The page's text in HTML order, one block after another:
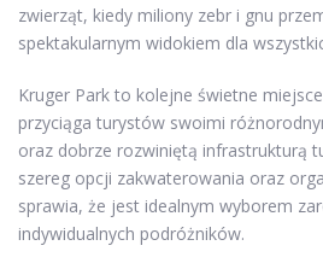
zwierząt, kiedy miliony zebr i gnu
spektakularnym widokiem dla
Kruger Park to kolejne świetne
przyciąga turystów swoimi
oraz dobrze rozwiniętą infrastrukturą
szereg opcji zakwaterowania oraz
sprawia, że jest idealnym wyborem
indywidualnych podróżników.